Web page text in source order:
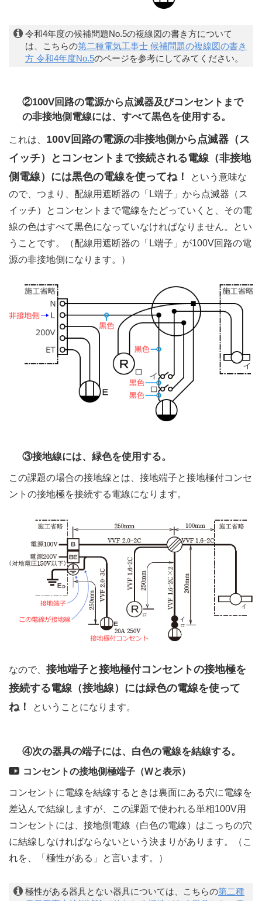
令和4年度の候補問題No.5の複線図の書き方について
は、こちらの第二種電気工事士 候補問題の複線図の書き
方 令和4年度No.5のページを参考にしてみてください。
②100V回路の電源から点滅器及びコンセントまで
の非接地側電線には、すべて黒色を使用する。
これは、 100V回路の電源の非接地側から点滅器（ス
イッチ）とコンセントまで接続される電線（非接地
側電線）には黒色の電線を使ってね！
という意味な
ので、つまり、配線用遮断器の「L端子」から点滅器（ス
イッチ）とコンセントまで電線をたどっていくと、その電
線の色はすべて黒色になっていなければなりません。とい
うことです。（配線用遮断器の「L端子」が100V回路の電
源の非接地側になります。）
③接地線には、緑色を使用する。
この課題の場合の接地線とは、接地端子と接地極付コンセ
ントの接地極を接続する電線になります。
なので、 接地端子と接地極付コンセントの接地極を
接続する電線（接地線）には緑色の電線を使って
ね！
ということになります。
④次の器具の端子には、白色の電線を結線する。
コンセントの接地側極端子（Wと表示）
コンセントに電線を結線するときは裏面にある穴に電線を
差込んで結線しますが、この課題で使われる単相100V用
コンセントには、接地側電線（白色の電線）はこっちの穴
に結線しなければならないという決まりがあります。（こ
れを、「極性がある」と言います。）
極性がある器具とない器具については、こちらの第二種